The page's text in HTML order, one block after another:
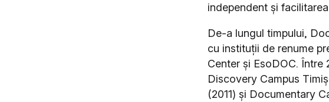
independent și
De-a lungul timpului,
cu instituții de renume
Center și EsoDOC. Între
Discovery Campus
(2011) și Documentary